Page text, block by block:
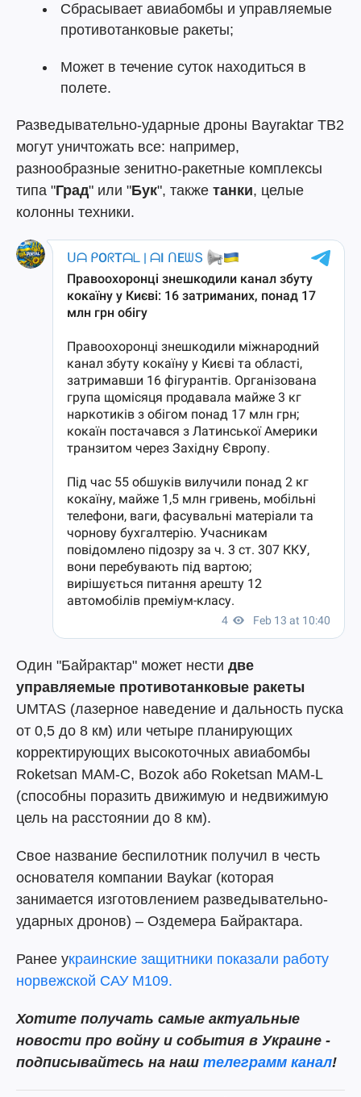
Сбрасывает авиабомбы и управляемые
противотанковые ракеты;
Может в течение суток находиться в
полете.
Разведывательно-ударные дроны Bayraktar TB2
могут уничтожать все: например,
разнообразные зенитно-ракетные комплексы
типа "Град" или "Бук", также танки, целые
колонны техники.
Один "Байрактар" может нести две
управляемые противотанковые ракеты
UMTAS (лазерное наведение и дальность пуска
от 0,5 до 8 км) или четыре планирующих
корректирующих высокоточных авиабомбы
Roketsan MAM-C, Bozok або Roketsan MAM-L
(способны поразить движимую и недвижимую
цель на расстоянии до 8 км).
Свое название беспилотник получил в честь
основателя компании Baykar (которая
занимается изготовлением разведывательно-
ударных дронов) – Оздемера Байрактара.
Ранее украинские защитники показали работу
норвежской САУ М109.
Хотите получать самые актуальные
новости про войну и события в Украине -
подписывайтесь на наш телеграмм канал!